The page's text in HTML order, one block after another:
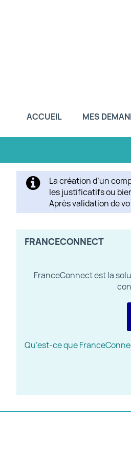
ACCUEIL MES
La création d’un
les justificatifs ou
Après validation de
FRANCECONNECT
FranceConnect est la
Qu’est-ce que